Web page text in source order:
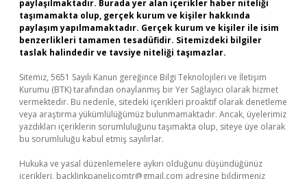
paylaşılmaktadır. Burada yer alan içerikler haber niteliği
taşımamakta olup, gerçek kurum ve kişiler hakkında
paylaşım yapılmamaktadır. Gerçek kurum ve kişiler ile isim
benzerlikleri tamamen tesadüfidir. Sitemizdeki bilgiler
taslak halindedir ve tavsiye niteliği taşımazlar.
Sitemiz, 5651 Sayılı Kanun gereğince Bilgi Teknolojileri ve İletişim
Kurumu (BTK) tarafından onaylanmış bir Yer Sağlayıcı olarak hizmet
vermektedir. Bu nedenle, sitedeki içerikleri proaktif olarak denetleme
veya araştırma yükümlülüğümüz bulunmamaktadır. Ancak, üyelerimiz
yazdıkları içeriklerin sorumluluğunu taşımakta olup, siteye üye olarak
bu sorumluluğu kabul etmiş sayılırlar.
Hukuka ve yasal düzenlemelere aykırı olduğunu düşündüğünüz
içerikleri, backlinkpanelicomtr@gmail.com adresine bildirmeniz